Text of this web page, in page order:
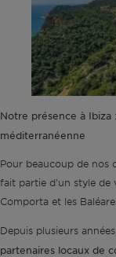
Notre présence à
méditerranéenne
Pour beaucoup de nos
fait partie d'un style de
Comporta et les
Depuis plusieurs
partenaires locaux de